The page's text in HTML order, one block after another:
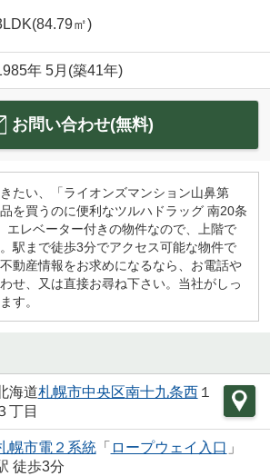
㎡)
年 5月(築41年)
お問い合わせ(無料)
たい、「ライオンズマンション山鼻第
を買うのに便利なツルハドラッグ 南20条
エレベーター付きの物件なので、上階で
駅まで徒歩3分でアクセス可能な物件で
動産情報をお求めになるなら、お電話や
せ、又は直接お尋ね下さい。当社がしっ
す。
海道札幌市中央区南十九条西１
丁目
幌市電２系統「 ロープウェイ入口 」
徒歩3分